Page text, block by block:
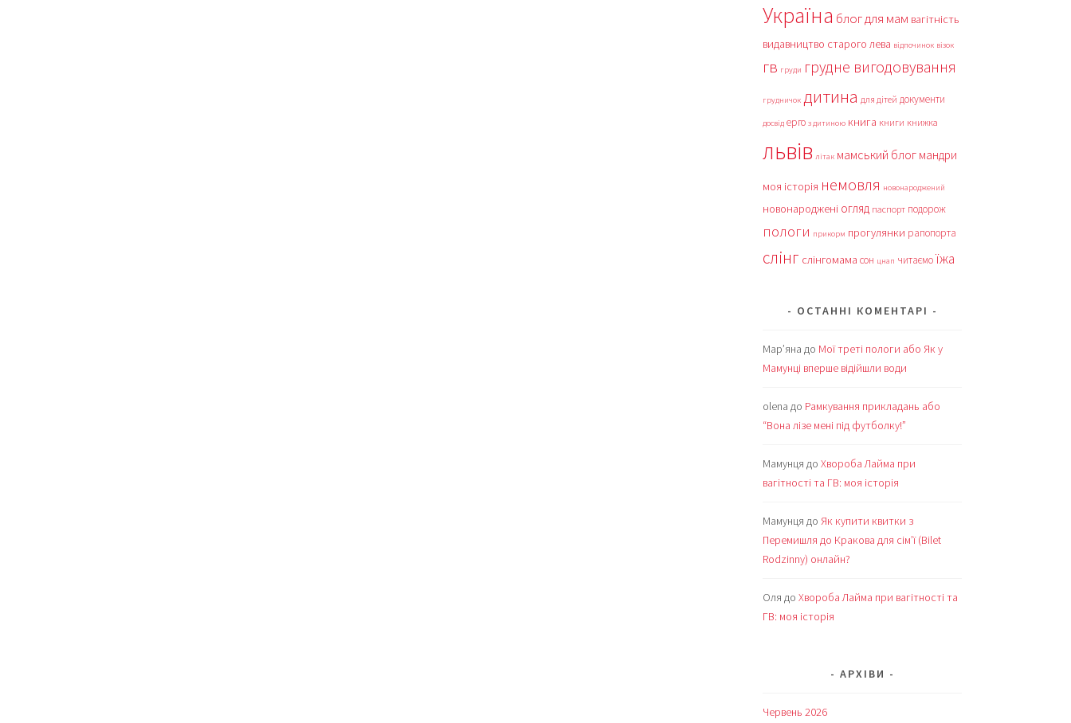
Україна блог для мам вагітність
видавництво старого лева відпочинок візок
гв груди грудне вигодовування
грудничок дитина для дітей документи
досвід ерго з дитиною книга книги книжка
львів літак мамський блог мандри
моя історія немовля новонароджений
новонароджені огляд паспорт подорож
пологи прикорм прогулянки рапопорта
слінг слінгомама сон цнап читаємоїжа
ОСТАННІ КОМЕНТАРІ
Мар’яна до Мої треті пологи або Як у
Мамунці вперше відійшли води
olena до Рамкування прикладань або
“Вона лізе мені під футболку!”
Мамунця до Хвороба Лайма при
вагітності та ГВ: моя історія
Мамунця до Як купити квитки з
Перемишля до Кракова для сім’ї (Bilet
Rodzinny) онлайн?
Оля до Хвороба Лайма при вагітності та
ГВ: моя історія
АРХІВИ
Червень 2026